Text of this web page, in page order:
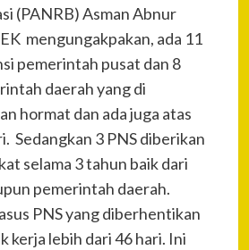
(PANRB) Asman Abnur
mengungakpakan, ada 11
pemerintah pusat dan 8
daerah yang di
hormat dan ada juga atas
Sedangkan 3 PNS diberikan
selama 3 tahun baik dari
pemerintah daerah.
PNS yang diberhentikan
kerja lebih dari 46 hari. Ini